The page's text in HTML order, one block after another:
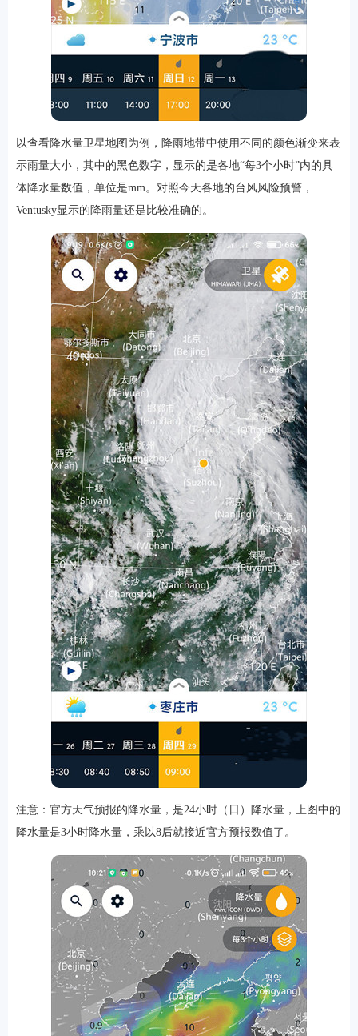
以查看降水量卫星地图为例，降雨地带中使用不同的颜色渐变来表
示雨量大小，其中的黑色数字，显示的是各地“每3个小时”内的具
体降水量数值，单位是mm。对照今天各地的台风风险预警，
Ventusky显示的降雨量还是比较准确的。
注意：官方天气预报的降水量，是24小时（日）降水量，上图中的
降水量是3小时降水量，乘以8后就接近官方预报数值了。